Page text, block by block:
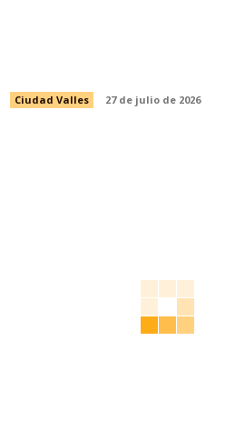
Ciudad Valles 27 de julio de 2026